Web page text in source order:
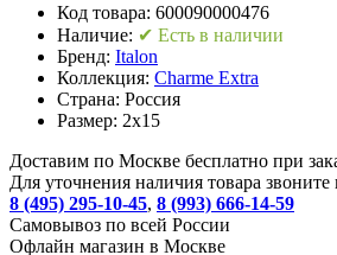
Код товара: 600090000476
Наличие: ✔ Есть в наличии
Бренд: Italon
Коллекция: Charme Extra
Страна: Россия
Размер: 2x15
Доставим по Москве бесплатно при
Для уточнения наличия товара
8 (495) 295-10-45, 8 (993) 666-14-59
Cамовывоз по всей России
Офлайн магазин в Москве